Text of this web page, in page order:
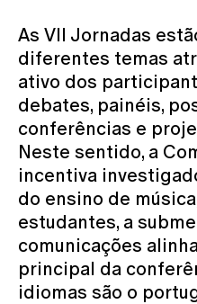
As VII Jornadas
diferentes temas
ativo dos
debates, painéis,
conferências e
Neste sentido, a
incentiva
do ensino de
estudantes, a
comunicações
principal da
idiomas são o